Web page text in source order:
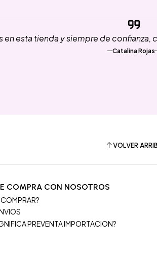
esta tienda y siempre de
Catalina Rojas
VOLVER
COMPRA CON NOSOTROS
PREVENTA IMPORTACION?